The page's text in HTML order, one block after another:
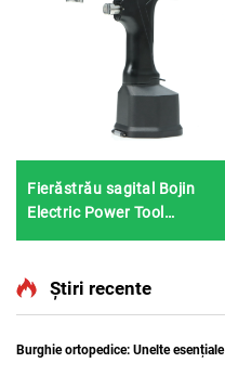
Fierăstrău sagital Bojin
Electric Power Tool
chirurgie articulară și
Știri recente
Burghie ortopedice: Unelte